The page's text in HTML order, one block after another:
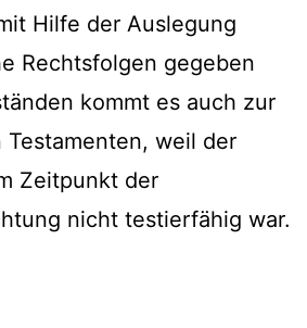
Hilfe der Auslegung
Rechtsfolgen gegeben
kommt es auch zur
weil der
Zeitpunkt der
nicht testierfähig war.